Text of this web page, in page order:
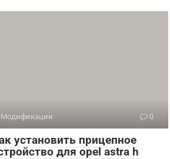
Модификации 0
установить прицепное
для opel astra h